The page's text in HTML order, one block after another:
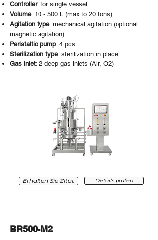
Controller: for single vessel
Volume: 10 - 500 L (max to 20 tons)
Agitation type: mechanical agitation (optional
magnetic agitation)
Peristaltic pump: 4 pcs
Sterilization type: sterilization in place
Gas inlet: 2 deep gas inlets (Air, O2)
Erhalten Sie Zitat Details prüfen
BR500-M2